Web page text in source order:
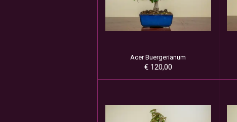
Acer Buergerianum
€ 120,00